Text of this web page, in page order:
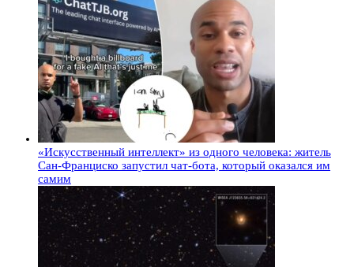
«Искусственный интеллект» из одного человека: житель
Сан-Франциско запустил чат-бота, который оказался им
самим